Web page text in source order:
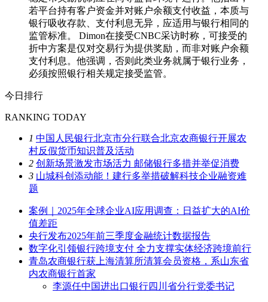
若平台持有客户资金并对账户余额支付收益，本质与
银行吸收存款、支付利息无异，应适用与银行相同的
监管标准。 Dimon在接受CNBC采访时称，可接受的
折中方案是仅对交易行为提供奖励，而非对账户余额
支付利息。他强调，否则此类业务就属于银行业务，
必须按照银行相关规定接受监管。
今日排行
RANKING TODAY
1 中国人民银行北京市分行联合北京农商银行开展农
村反假货币知识普及活动
2 创新场景激发市场活力 邮储银行多措并举促消费
3 山城科创添动能！建行多举措破解科技企业融资难
题
案例｜2025年全球企业AI应用调查：日益扩大的AI价
值差距
央行发布2025年前三季度金融统计数据报告
数字化引领银行跨境支付 全力支撑实体经济跨境前行
青岛农商银行获上海清算所清算会员资格，系山东省
内农商银行首家
李源任中国进出口银行四川省分行党委书记